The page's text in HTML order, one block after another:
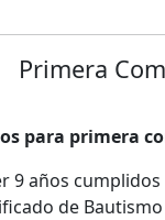
Primera
para primera
9 años cumplidos
de Bautismo